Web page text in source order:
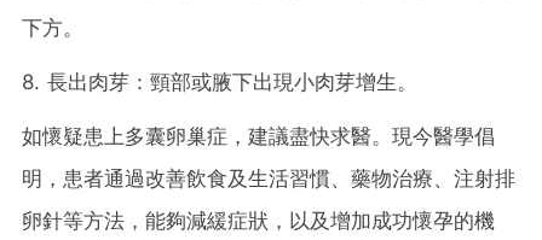
下方。
8. 長出肉芽：頸部或腋下出現小肉芽增生。
如懷疑患上多囊卵巢症，建議盡快求醫。現今醫學倡
明，患者通過改善飲食及生活習慣、藥物治療、注射排
卵針等方法，能夠減緩症狀，以及增加成功懷孕的機